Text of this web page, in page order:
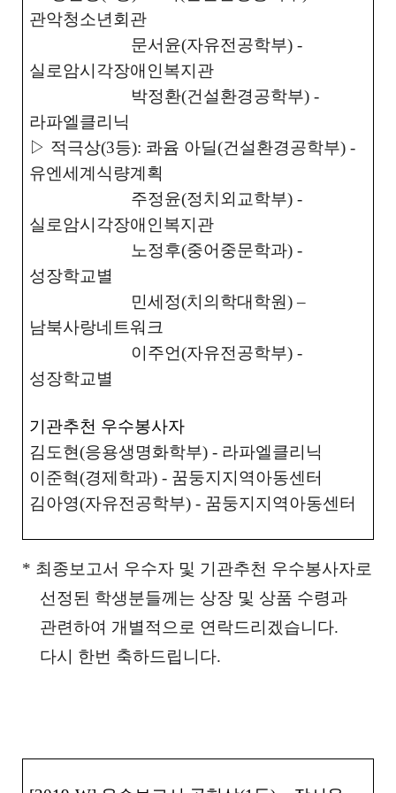
관악청소년회관
문서윤(자유전공학부) -
실로암시각장애인복지관
박정환(건설환경공학부) -
라파엘클리닉
▷ 적극상(3등): 콰윰 아딜(건설환경공학부) -
유엔세계식량계획
주정윤(정치외교학부) -
실로암시각장애인복지관
노정후(중어중문학과) -
성장학교별
민세정(치의학대학원)–
남북사랑네트워크
이주언(자유전공학부) -
성장학교별
기관추천 우수봉사자
김도현(응용생명화학부) - 라파엘클리닉
이준혁(경제학과) - 꿈둥지지역아동센터
김아영(자유전공학부) - 꿈둥지지역아동센터
* 최종보고서 우수자 및 기관추천 우수봉사자로
선정된 학생분들께는 상장 및 상품 수령과
관련하여 개별적으로 연락드리겠습니다.
다시 한번 축하드립니다.